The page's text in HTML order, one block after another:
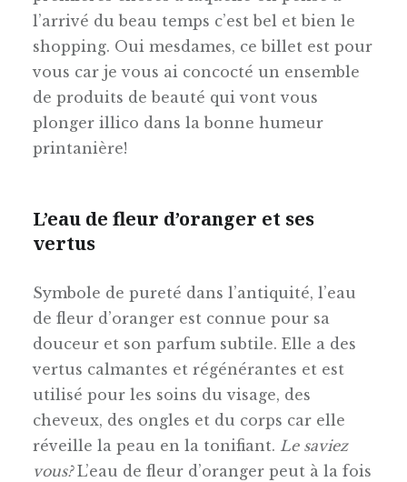
l’arrivé du beau temps c’est bel et bien le
shopping. Oui mesdames, ce billet est pour
vous car je vous ai concocté un ensemble
de produits de beauté qui vont vous
plonger illico dans la bonne humeur
printanière!
L’eau de fleur d’oranger et ses
vertus
Symbole de pureté dans l’antiquité, l’eau
de fleur d’oranger est connue pour sa
douceur et son parfum subtile. Elle a des
vertus calmantes et régénérantes et est
utilisé pour les soins du visage, des
cheveux, des ongles et du corps car elle
réveille la peau en la tonifiant. Le saviez
vous?L’eau de fleur d’oranger peut à la fois